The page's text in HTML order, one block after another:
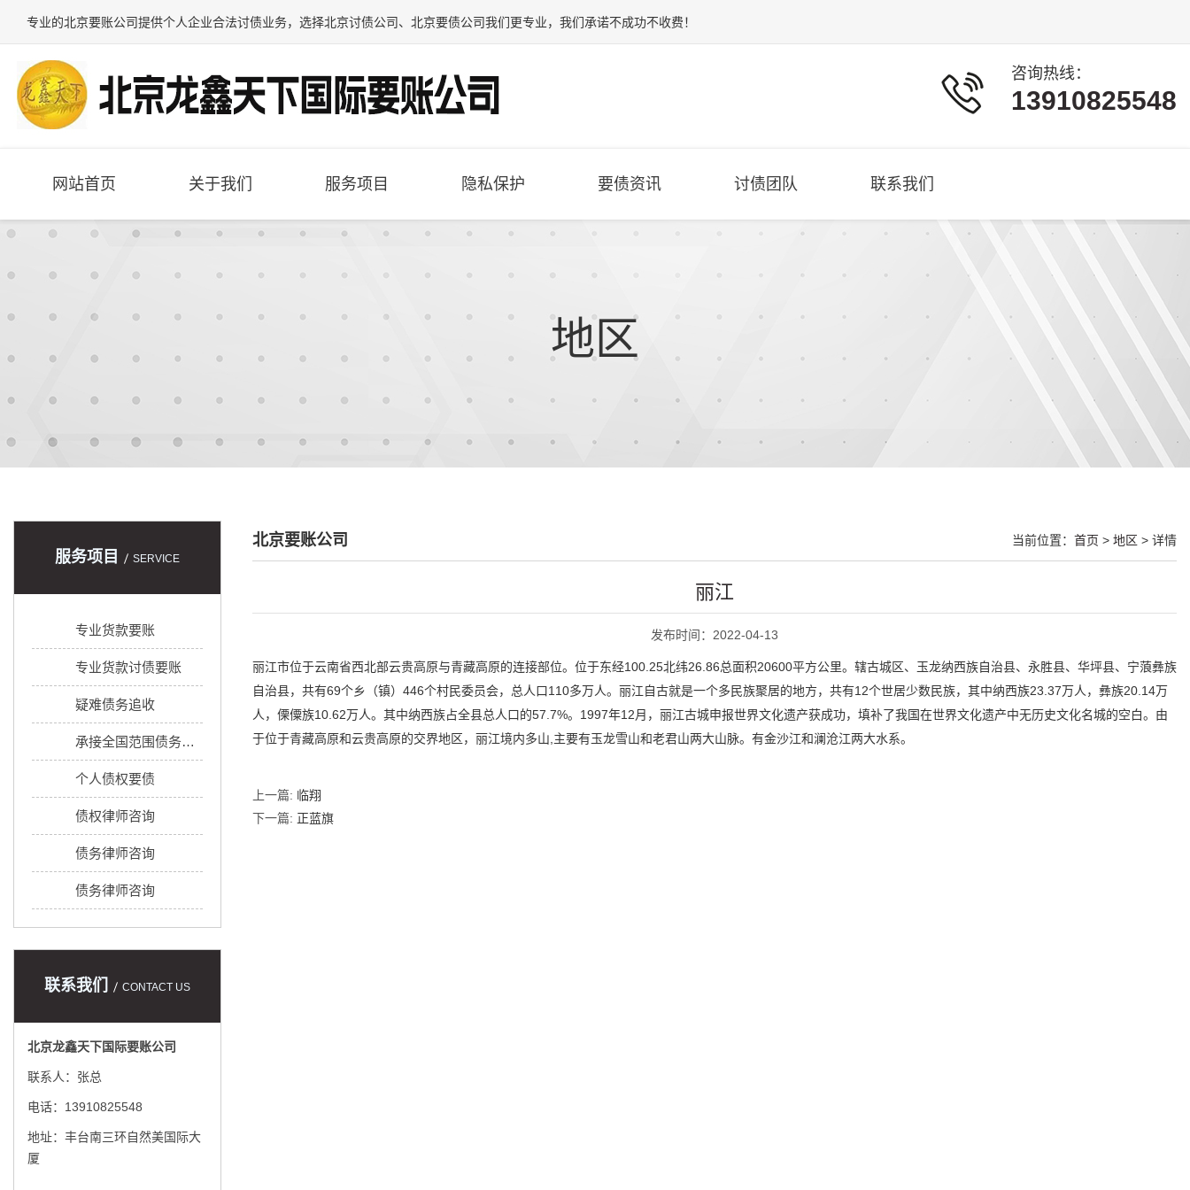
专业的北京要账公司提供个人企业合法讨债业务，选择北京讨债公司、 北京要债公司我们更专业，我们承诺不成功不收费！
咨询热线：
13910825548
网站首页 关于我们 服务项目 隐私保护 要债资讯 讨债团队 联系我们
地区
服务项目 SERVICE
专业货款要账
专业货款讨债要账
疑难债务追收
承接全国范围债务追收
个人债权要债
债权律师咨询
债务律师咨询
债务律师咨询
联系我们 CONTACT US
北京龙鑫天下国际要账公司
联系人：张总
电话：13910825548
地址：丰台南三环自然美国际大
厦
北京要账公司 当前位置： 首页 > 地区 > 详情
丽江
发布时间：2022-04-13
丽江市位于云南省西北部云贵高原与青藏高原的连接部位。位于东经100.25北纬26.86总面积20600平方公里。辖古城区、玉龙纳西族自治县、永胜县、华坪县、宁蒗彝族
自治县，共有69个乡（镇）446个村民委员会，总人口110多万人。丽江自古就是一个多民族聚居的地方，共有12个世居少数民族，其中纳西族23.37万人，彝族20.14万
人，傈僳族10.62万人。其中纳西族占全县总人口的57.7%。1997年12月，丽江古城申报世界文化遗产获成功，填补了我国在世界文化遗产中无历史文化名城的空白。由
于位于青藏高原和云贵高原的交界地区，丽江境内多山,主要有玉龙雪山和老君山两大山脉。有金沙江和澜沧江两大水系。
上一篇: 临翔
下一篇: 正蓝旗